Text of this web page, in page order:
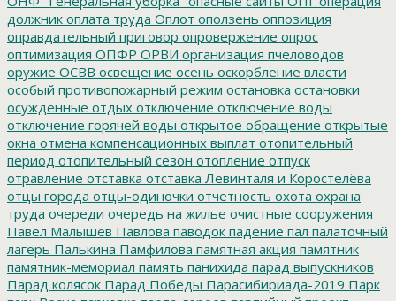
должник оплата труда Оплот оползень оппозиция
оправдательный приговор опровержение опрос
оптимизация ОПФР ОРВИ организация пчеловодов
оружие ОСВВ освещение осень оскорбление власти
особый противопожарный режим остановка остановки
осужденные отдых отключение отключение воды
отключение горячей воды открытое обращение открытые
окна отмена компенсационных выплат отопительный
период отопительный сезон отопление отпуск
отравление отставка отставка Левинталя и Коростелёва
отцы города отцы-одиночки отчетность охота охрана
труда очереди очередь на жилье очистные сооружения
Павел Малышев Павлова паводок падение пал палаточный
лагерь Палькина Памфилова памятная акция памятник
памятник-мемориал память панихида парад выпускников
Парад колясок Парад Победы Парасибириада-2019 Парк